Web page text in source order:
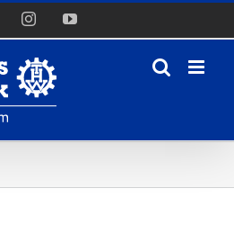
FacebookInstagramYouTube